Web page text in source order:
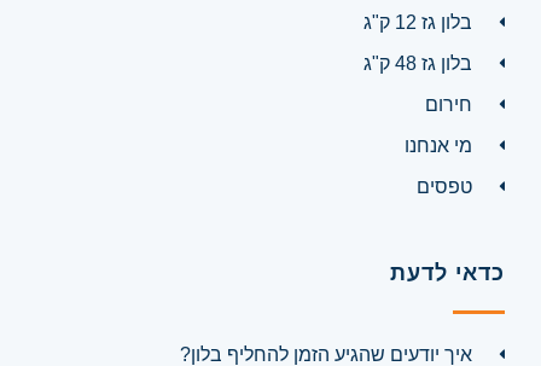
בלון גז 12 ק"ג
בלון גז 48 ק"ג
חירום
מי אנחנו
טפסים
כדאי לדעת
איך יודעים שהגיע הזמן להחליף בלון?